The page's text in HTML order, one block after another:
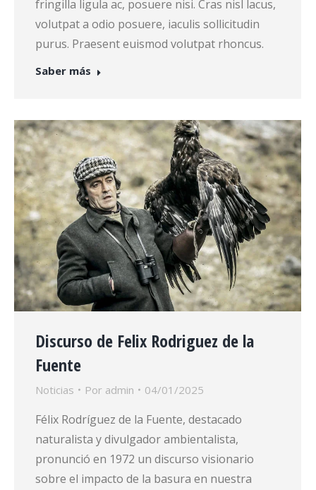
fringilla ligula ac, posuere nisi. Cras nisl lacus,
volutpat a odio posuere, iaculis sollicitudin
purus. Praesent euismod volutpat rhoncus.
Saber más
Discurso de Felix Rodriguez de la
Fuente
Noticias Por admin 04/01/2025
Félix Rodríguez de la Fuente, destacado
naturalista y divulgador ambientalista,
pronunció en 1972 un discurso visionario
sobre el impacto de la basura en nuestra
Ayúdanos a difundir esta denuncia compartiendo el vídeo.